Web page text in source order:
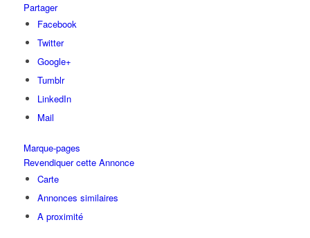
Partager
Facebook
Twitter
Google+
Tumblr
LinkedIn
Mail
Marque-pages
Revendiquer cette Annonce
Carte
Annonces similaires
A proximité